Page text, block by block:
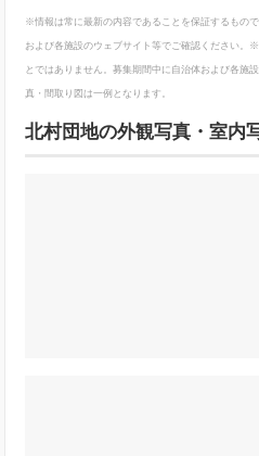
※情報は常に最新の内容であることを保証するもの
および各施設のウェブサイト等でご確認ください。
とではありません。募集期間中に自治体および各施
真・間取り図は一例となります。
北村団地の外観写真・室内